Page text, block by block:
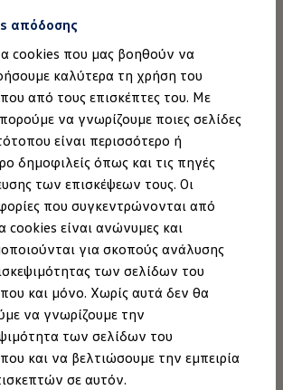
απόδοσης
cookies που μας βοηθούν να
καλύτερα τη χρήση του
από τους επισκέπτες του. Με
να γνωρίζουμε ποιες σελίδες
είναι περισσότερο ή
δημοφιλείς όπως και τις πηγές
των επισκέψεων τους. Οι
που συγκεντρώνονται από
cookies είναι ανώνυμες και
για σκοπούς ανάλυσης
των σελίδων του
και μόνο. Χωρίς αυτά δεν θα
να γνωρίζουμε την
των σελίδων του
και να βελτιώσουμε την εμπειρία
σε αυτόν.
και Leasing
Easy Living
Auto Credit
Classic Credit
υπηρεσίες After Sales
και γνήσια ανταλλακτικά
& ΚΤΕΟ
& έλεγχοι
κινητήρα και υγρά
και ελαστικά
Βοήθεια
Service
Volkswagen
αξεσουάρ Volkswagen
αξεσουάρ Volkswagen ειδικά για κάθε
και εξωτερική προστασία
μεταφοράς και αποσκευών
και ηλεκτρονικές συσκευές
σταθμός φόρτισης και καλώδια
Lifestyle